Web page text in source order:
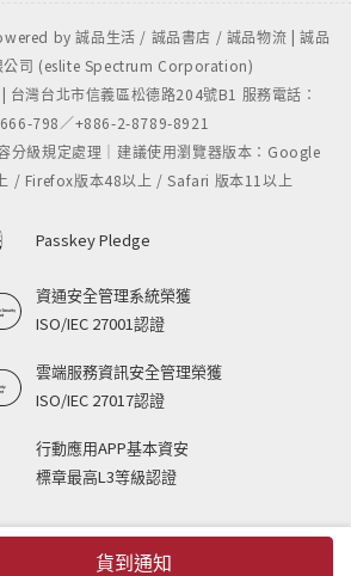
貨到通知
by 誠品生活 / 誠品書店 / 誠品物流 | 誠品
公司 (eslite Spectrum Corporation)
灣台北市信義區松德路204號B1 服務電話：
798／+886-2-8789-8921
分級規定處理｜建議使用瀏覽器版本：Google
/ Firefox版本48以上 / Safari 版本11以上
Passkey Pledge
資通安全管理系統榮獲
ISO/IEC 27001認證
雲端服務資訊安全管理榮獲
ISO/IEC 27017認證
行動應用APP基本資安
標章最高L3等級認證